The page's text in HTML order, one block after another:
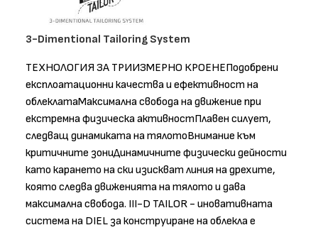
3-Dimentional Tailoring System
ТЕХНОЛОГИЯ ЗА ТРИИЗМЕРНО КРОЕНЕПодобрени
експлоатационни качества и ефективност на
облеклатаМаксимална свобода на движение при
екстремна физическа активностПлавен силует,
следващ динамиката на тялотоВнимание към
критичните зониДинамичните физически дейности
като карането на ски изискват линия на дрехите,
която следва движенията на тялото и дава
максимална свобода. III-D TAILOR - иновативната
система на DIEL за конструиране на облекла е